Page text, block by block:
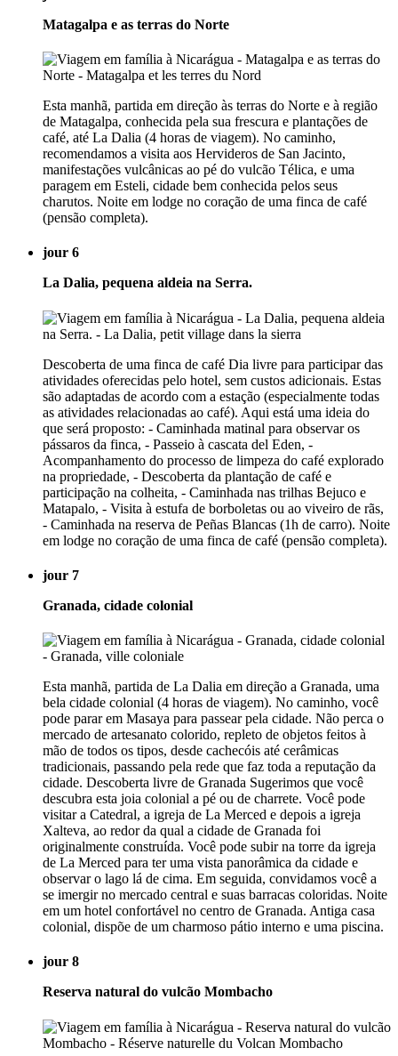
Matagalpa e as terras do Norte
Esta manhã, partida em direção às terras do Norte e à região
de Matagalpa, conhecida pela sua frescura e plantações de
café, até La Dalia (4 horas de viagem). No caminho,
recomendamos a visita aos Hervideros de San Jacinto,
manifestações vulcânicas ao pé do vulcão Télica, e uma
paragem em Esteli, cidade bem conhecida pelos seus
charutos. Noite em lodge no coração de uma finca de café
(pensão completa).
jour 6
La Dalia, pequena aldeia na Serra.
Descoberta de uma finca de café Dia livre para participar das
atividades oferecidas pelo hotel, sem custos adicionais. Estas
são adaptadas de acordo com a estação (especialmente todas
as atividades relacionadas ao café). Aqui está uma ideia do
que será proposto: - Caminhada matinal para observar os
pássaros da finca, - Passeio à cascata del Eden, -
Acompanhamento do processo de limpeza do café explorado
na propriedade, - Descoberta da plantação de café e
participação na colheita, - Caminhada nas trilhas Bejuco e
Matapalo, - Visita à estufa de borboletas ou ao viveiro de rãs,
- Caminhada na reserva de Peñas Blancas (1h de carro). Noite
em lodge no coração de uma finca de café (pensão completa).
jour 7
Granada, cidade colonial
Esta manhã, partida de La Dalia em direção a Granada, uma
bela cidade colonial (4 horas de viagem). No caminho, você
pode parar em Masaya para passear pela cidade. Não perca o
mercado de artesanato colorido, repleto de objetos feitos à
mão de todos os tipos, desde cachecóis até cerâmicas
tradicionais, passando pela rede que faz toda a reputação da
cidade. Descoberta livre de Granada Sugerimos que você
descubra esta joia colonial a pé ou de charrete. Você pode
visitar a Catedral, a igreja de La Merced e depois a igreja
Xalteva, ao redor da qual a cidade de Granada foi
originalmente construída. Você pode subir na torre da igreja
de La Merced para ter uma vista panorâmica da cidade e
observar o lago lá de cima. Em seguida, convidamos você a
se imergir no mercado central e suas barracas coloridas. Noite
em um hotel confortável no centro de Granada. Antiga casa
colonial, dispõe de um charmoso pátio interno e uma piscina.
jour 8
Reserva natural do vulcão Mombacho